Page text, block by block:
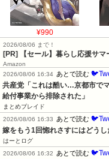
¥990
2026/08/06 まで！
[PR] 【セール】暮らし応援サ
Amazon
2026/08/06 16:34 あとで読む
共産党「これは酷い…京都市で
給付事業から排除された」
まとめブレイド
2026/08/06 16:33
あとで読む
嫁をもう1回惚れさすにはどうし
はーとログ
2026/08/06 16:32
あとで読む